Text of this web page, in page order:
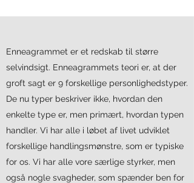
Enneagrammet er et redskab til større
selvindsigt. Enneagrammets teori er, at der
groft sagt er 9 forskellige personlighedstyper.
De nu typer beskriver ikke, hvordan den
enkelte type er, men primært, hvordan typen
handler. Vi har alle i løbet af livet udviklet
forskellige handlingsmønstre, som er typiske
for os. Vi har alle vore særlige styrker, men
også nogle svagheder, som spænder ben for